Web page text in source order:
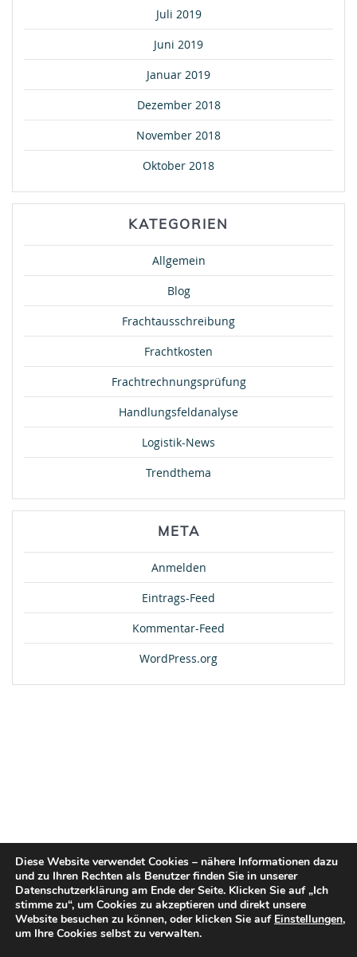
Juli 2019
Juni 2019
Januar 2019
Dezember 2018
November 2018
Oktober 2018
KATEGORIEN
Allgemein
Blog
Frachtausschreibung
Frachtkosten
Frachtrechnungsprüfung
Handlungsfeldanalyse
Logistik-News
Trendthema
META
Anmelden
Eintrags-Feed
Kommentar-Feed
WordPress.org
Diese Website verwendet Cookies – nähere Informationen dazu
und zu Ihren Rechten als Benutzer finden Sie in unserer
Datenschutzerklärung am Ende der Seite. Klicken Sie auf „Ich
stimme zu“, um Cookies zu akzeptieren und direkt unsere
Website besuchen zu können, oder klicken Sie auf Einstellungen,
um Ihre Cookies selbst zu verwalten.